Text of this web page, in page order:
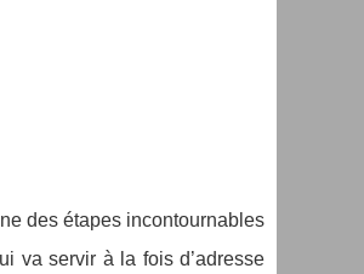
des étapes incontournables
va servir à la fois d’adresse